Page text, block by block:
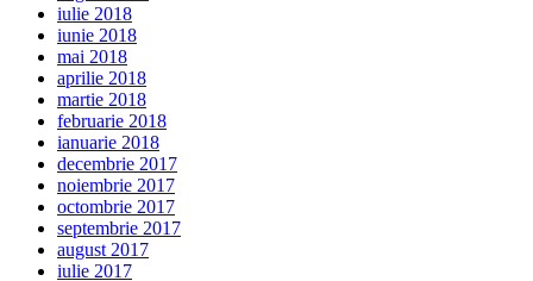
iulie 2018
iunie 2018
mai 2018
aprilie 2018
martie 2018
februarie 2018
ianuarie 2018
decembrie 2017
noiembrie 2017
octombrie 2017
septembrie 2017
august 2017
iulie 2017